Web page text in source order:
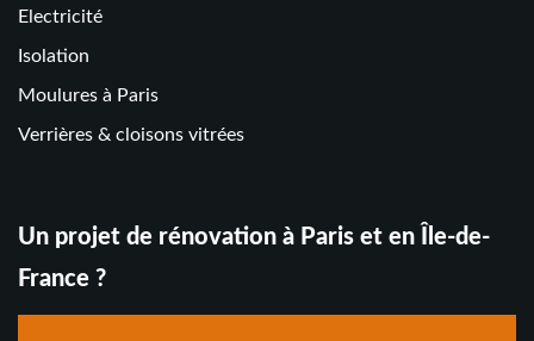
Electricité
Isolation
Moulures à Paris
Verrières & cloisons vitrées
Un projet de rénovation à Paris et en Île-de-
France ?